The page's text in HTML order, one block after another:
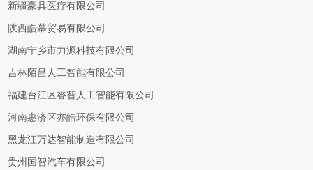
新疆豪具医疗有限公司
陕西皓慕贸易有限公司
湖南宁乡市力源科技有限公司
吉林陌昌人工智能有限公司
福建台江区睿智人工智能有限公司
河南惠济区亦皓环保有限公司
黑龙江万达智能制造有限公司
贵州国智汽车有限公司